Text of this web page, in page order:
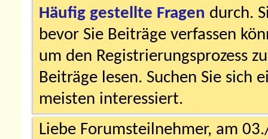
Häufig gestellte Fragen durch.
bevor Sie Beiträge verfassen
um den Registrierungsprozess
Beiträge lesen. Suchen Sie sich
meisten interessiert.
Liebe Forumsteilnehmer, am